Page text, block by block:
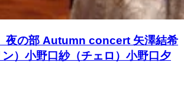
夜の部 Autumn concert 矢澤結希
）小野口紗（チェロ）小野口夕